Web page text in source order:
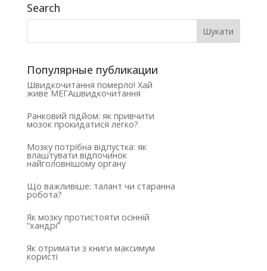
Search
Популярные публикации
Швидкочитання померло! Хай
живе МЕГАшвидкочитання
Ранковий підйом: як привчити
мозок прокидатися легко?
Мозку потрібна відпустка: як
влаштувати відпочинок
найголовнішому органу
Що важливіше: талант чи старанна
робота?
Як мозку протистояти осінній
“хандрі”
Як отримати з книги максимум
користі